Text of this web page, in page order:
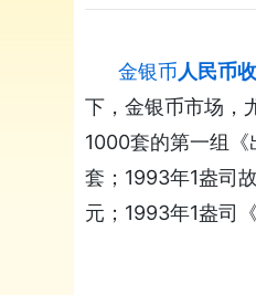
金银币人民币
下，金银币市场，
1000套的第一组
套；1993年1盎司
元；1993年1盎司